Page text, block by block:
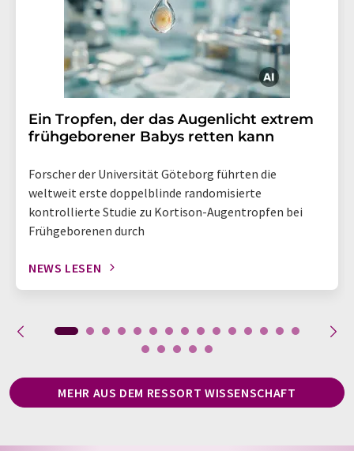
Ein Tropfen, der das Augenlicht extrem
frühgeborener Babys retten kann
Forscher der Universität Göteborg führten die
weltweit erste doppelblinde randomisierte
kontrollierte Studie zu Kortison-Augentropfen bei
Frühgeborenen durch
NEWS LESEN
MEHR AUS DEM RESSORT WISSENSCHAFT